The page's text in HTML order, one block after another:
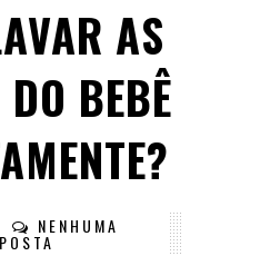
AS
BEBÊ
NENHUMA